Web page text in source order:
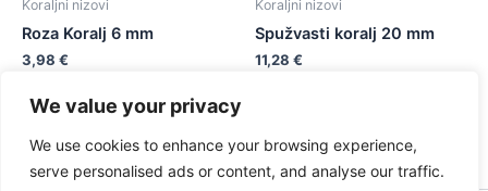
We value your privacy
We use cookies to enhance your browsing experience,
serve personalised ads or content, and analyse our traffic.
Koraljni nizovi
Roza Koralj 6 mm
3,98 €
Dodaj u košaricu
Koraljni nizovi
Spužvasti koralj 20 mm
11,28 €